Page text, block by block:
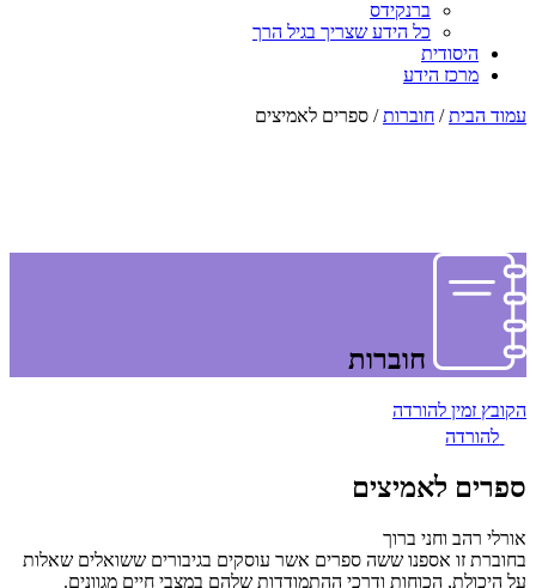
ברנקידס
כל הידע שצריך בגיל הרך
היסודית
מרכז הידע
עמוד הבית/ חוברות/ ספרים לאמיצים
חוברות
הקובץ זמין להורדה
להורדה
ספרים לאמיצים
אורלי רהב וחני ברוך
בחוברת זו אספנו ששה ספרים אשר עוסקים בגיבורים ששואלים שאלות
על היכולת, הכוחות ודרכי ההתמודדות שלהם במצבי חיים מגוונים.